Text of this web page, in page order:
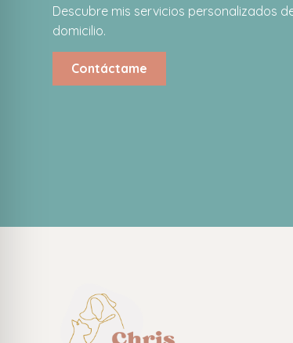
Descubre mis servicios personalizados
domicilio.
Contáctame